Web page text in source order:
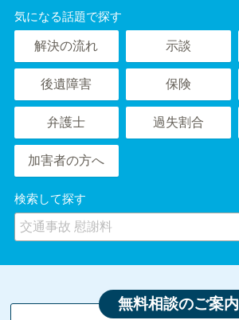
気になる話題で探す
解決の流れ 示談
後遺障害 保険
弁護士 過失割合
加害者の方へ
検索して探す
無料相談のご案内